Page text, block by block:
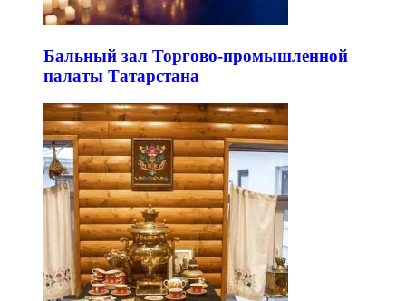
Бальный зал Торгово-промышленной
палаты Татарстана